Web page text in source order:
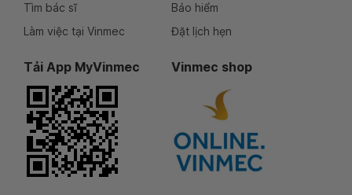
Tìm bác sĩ
Làm việc tại Vinmec
Bảo hiểm
Đặt lịch hẹn
Tải App MyVinmec Vinmec shop